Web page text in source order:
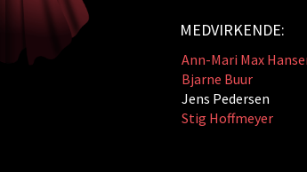
MEDVIRKENDE:
Ann-Mari Max
Bjarne Buur
Jens Pedersen
Stig Hoffmeyer